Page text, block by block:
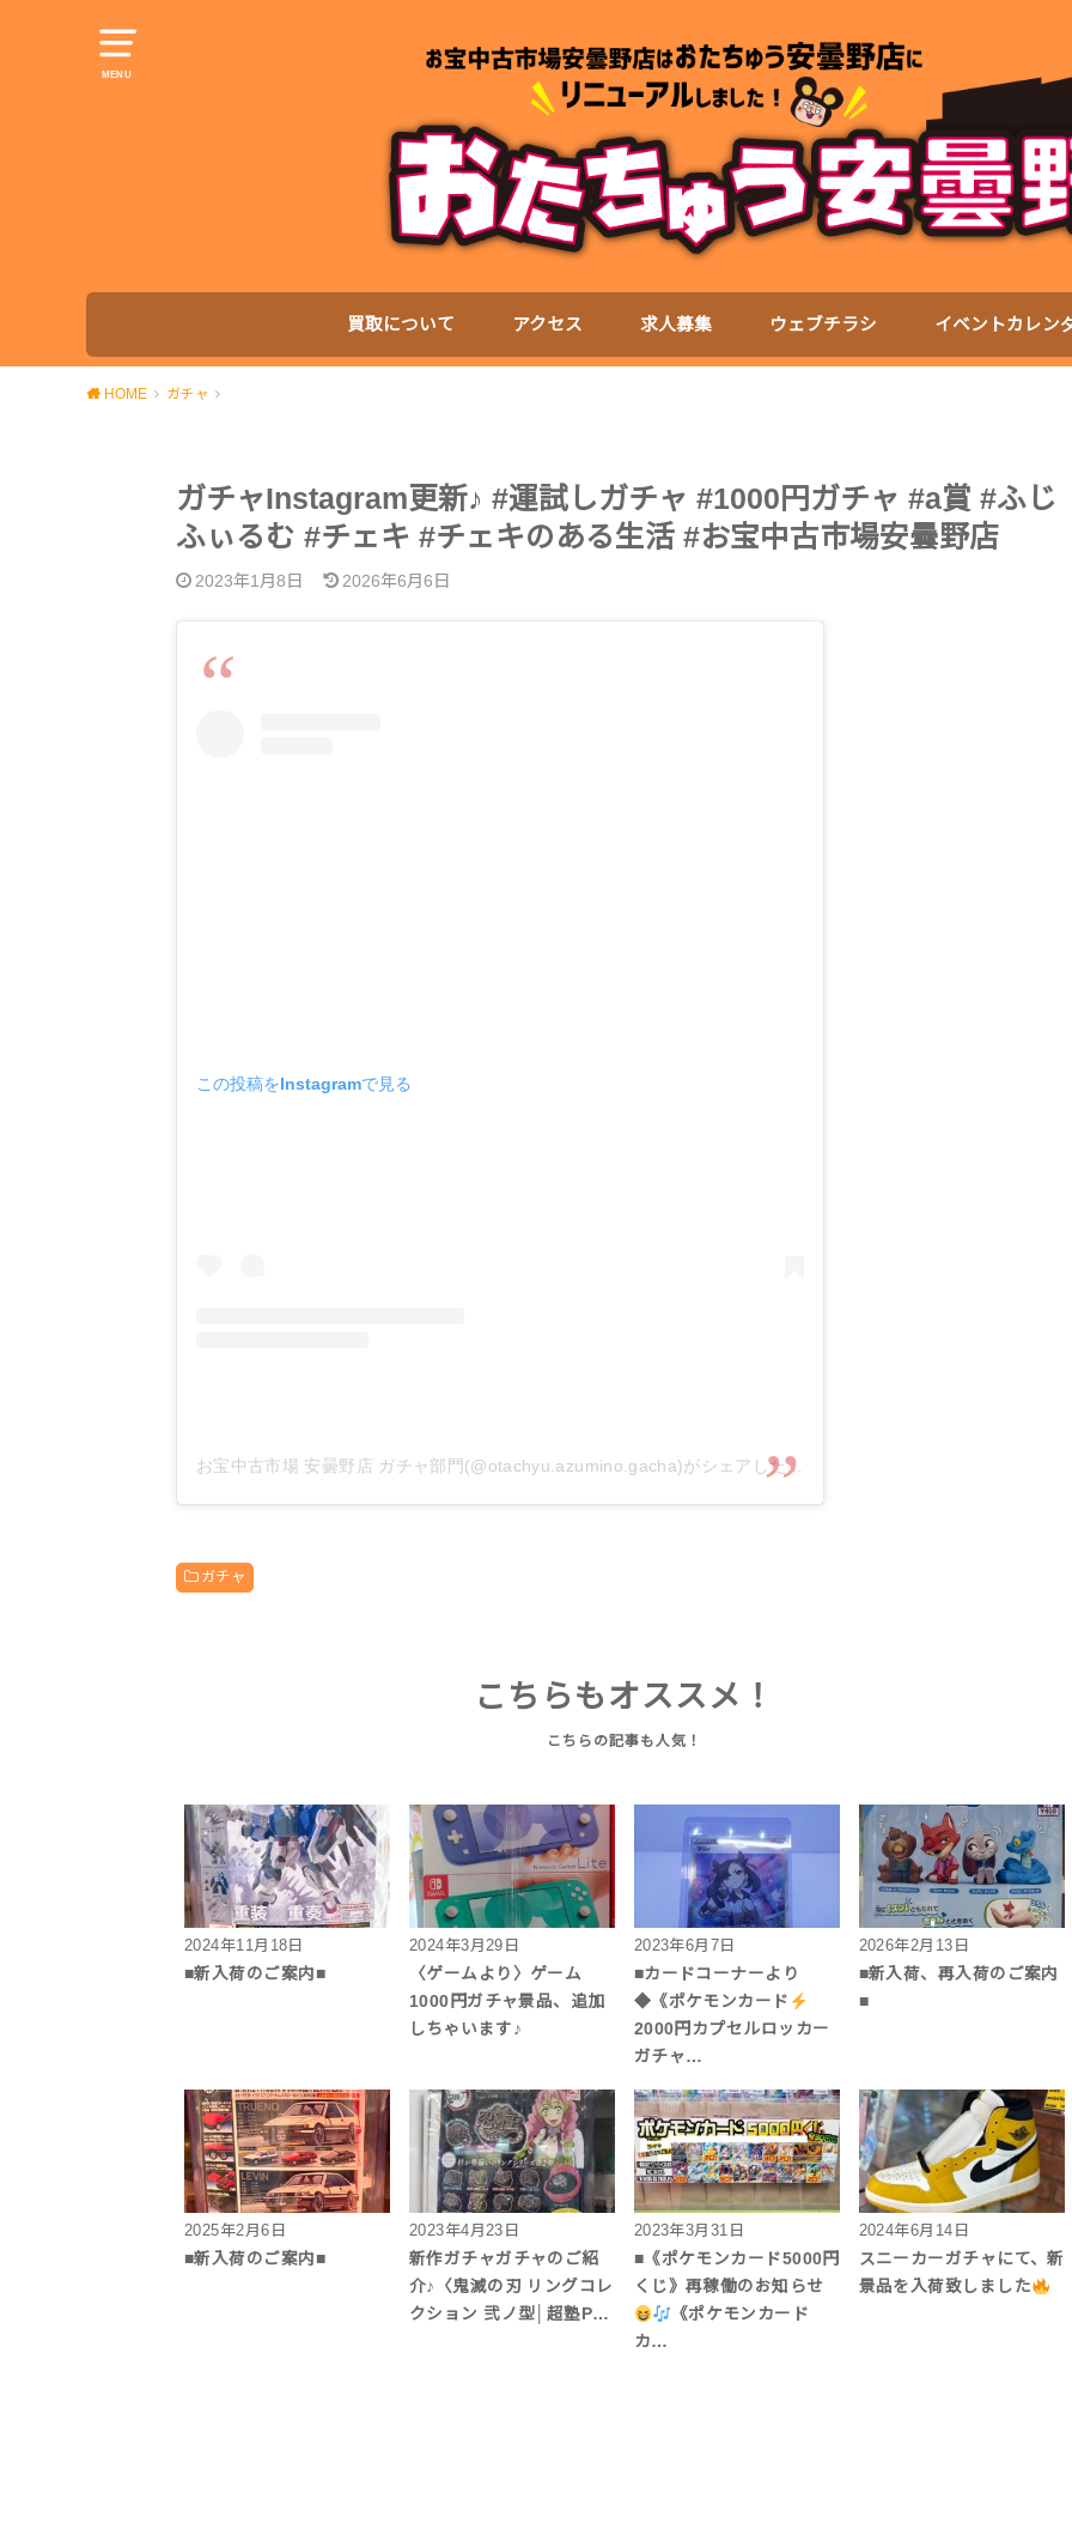
MENU
買取について アクセス 求人募集 ウェブチラシ イベントカレン
HOME ガチャ
ガチャInstagram更新♪ #運試しガチャ #1000円ガチャ #a賞 #ふじ
ふぃるむ #チェキ #チェキのある生活 #お宝中古市場安曇野店
2023年1月8日 2026年6月6日
この投稿をInstagramで見る
お宝中古市場 安曇野店 ガチャ部門(@otachyu.azumino.gacha)がシェアした投稿
ガチャ
こちらもオススメ！
2024年11月18日
■新入荷のご案内■
2024年3月29日
〈ゲームより〉ゲーム
1000円ガチャ景品、追加
しちゃいます♪
2023年6月7日
■カードコーナーより
◆《ポケモンカード
2000円カプセルロッカー
ガチャ…
2026年2月13日
■新入荷、再入荷のご案内
■
2025年2月6日
■新入荷のご案内■
2023年4月23日
新作ガチャガチャのご紹
介♪〈鬼滅の刃 リングコレ
クション 弐ノ型│超塾P…
2023年3月31日
■《ポケモンカード5000円
くじ》再稼働のお知らせ
《ポケモンカード
カ…
2024年6月14日
スニーカーガチャにて、新
景品を入荷致しました